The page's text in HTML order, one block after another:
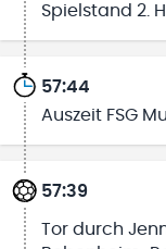
Spielstand 2.
57:44
Auszeit FSG
57:39
Tor durch